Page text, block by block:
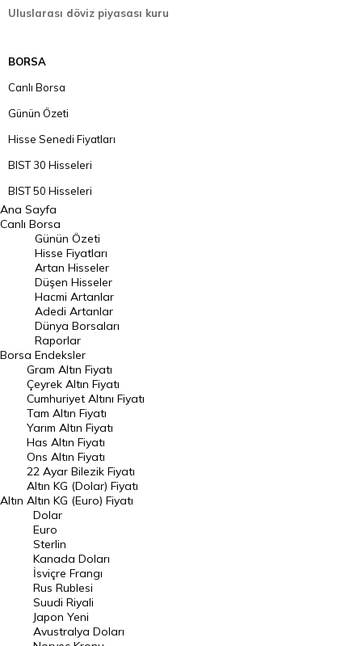
Uluslarası döviz piyasası kuru
BORSA
Canlı Borsa
Günün Özeti
Hisse Senedi Fiyatları
BIST 30 Hisseleri
BIST 50 Hisseleri
BIST 100 Hisseleri
En Çok Artan Hisseler
En Çok Düşen Hisseler
Hacmi Artanlar
Geçmiş Kapanışlar
Dünya Borsaları
Raporlar
Endeksler
DÖVİZ
Döviz Kuru
Dolar Kuru
Euro Kuru
Pound Kuru
Frank Kuru
Riyal Kuru
Avustralya Doları
Danimarka Kronu Kuru
Ana Sayfa
Canlı Borsa
Borsa
Günün Özeti
Hisse Fiyatları
Artan Hisseler
Düşen Hisseler
Hacmi Artanlar
Adedi Artanlar
Dünya Borsaları
Raporlar
Endeksler
Altın
Gram Altın Fiyatı
Çeyrek Altın Fiyatı
Cumhuriyet Altını Fiyatı
Tam Altın Fiyatı
Yarım Altın Fiyatı
Has Altın Fiyatı
Ons Altın Fiyatı
22 Ayar Bilezik Fiyatı
Altın KG (Dolar) Fiyatı
Altın KG (Euro) Fiyatı
Dolar
Euro
Sterlin
Kanada Doları
İsviçre Frangı
Rus Rublesi
Suudi Riyali
Japon Yeni
Avustralya Doları